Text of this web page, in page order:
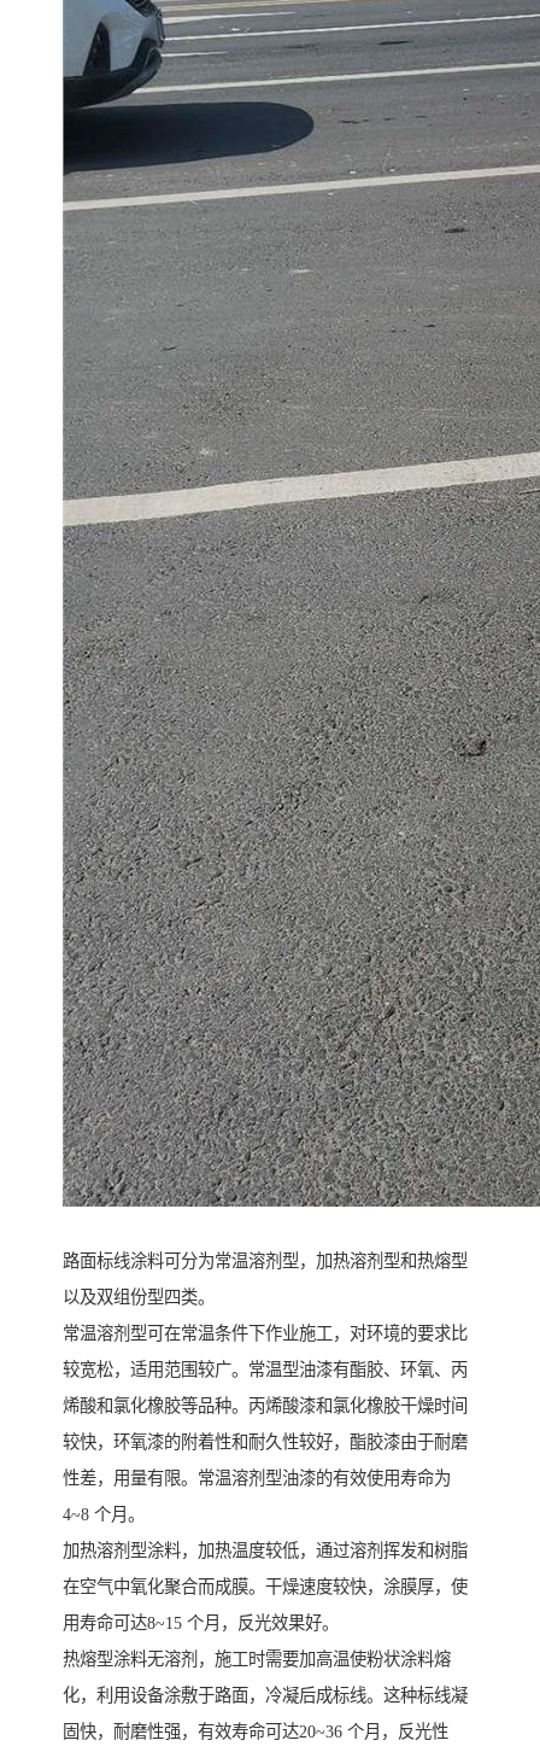
路面标线涂料可分为常温溶剂型，加热溶剂型和热熔型
以及双组份型四类。
常温溶剂型可在常温条件下作业施工，对环境的要求比
较宽松，适用范围较广。常温型油漆有酯胶、环氧、丙
烯酸和氯化橡胶等品种。丙烯酸漆和氯化橡胶干燥时间
较快，环氧漆的附着性和耐久性较好，酯胶漆由于耐磨
性差，用量有限。常温溶剂型油漆的有效使用寿命为
4~8 个月。
加热溶剂型涂料，加热温度较低，通过溶剂挥发和树脂
在空气中氧化聚合而成膜。干燥速度较快，涂膜厚，使
用寿命可达8~15 个月，反光效果好。
热熔型涂料无溶剂，施工时需要加高温使粉状涂料熔
化，利用设备涂敷于路面，冷凝后成标线。这种标线凝
固快，耐磨性强，有效寿命可达20~36 个月，反光性